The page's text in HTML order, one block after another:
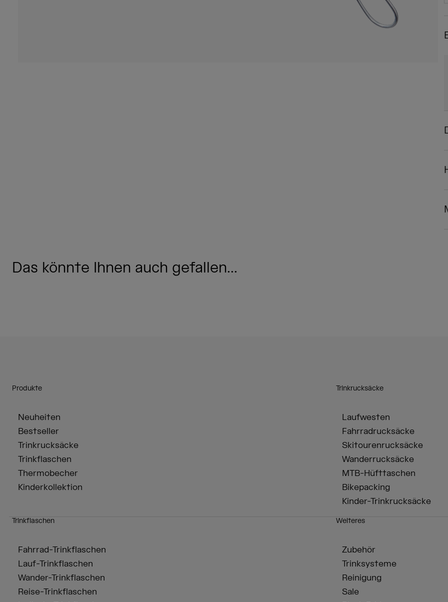
Das könnte Ihnen auch gefallen...
Produkte
Neuheiten
Bestseller
Trinkrucksäcke
Trinkflaschen
Thermobecher
Kinderkollektion
Trinkrucksäcke
Laufwesten
Fahrradrucksäcke
Skitourenrucksäcke
Wanderrucksäcke
MTB-Hüfttaschen
Bikepacking
Kinder-Trinkrucksäcke
Trinkflaschen
Fahrrad-Trinkflaschen
Lauf-Trinkflaschen
Wander-Trinkflaschen
Reise-Trinkflaschen
Weiteres
Zubehör
Trinksysteme
Reinigung
Sale